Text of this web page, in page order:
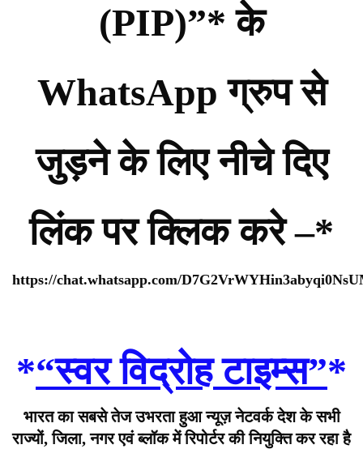
(PIP)”* के
WhatsApp ग्रुप से
जुड़ने के लिए नीचे दिए
लिंक पर क्लिक करे –*
https://chat.whatsapp.com/
*“स्वर विद्रोह टाइम्स”*
भारत का सबसे तेज उभरता हुआ न्यूज़ नेटवर्क देश के सभी
राज्यों, जिला, नगर एवं ब्लॉक में रिपोर्टर की नियुक्ति कर रहा है